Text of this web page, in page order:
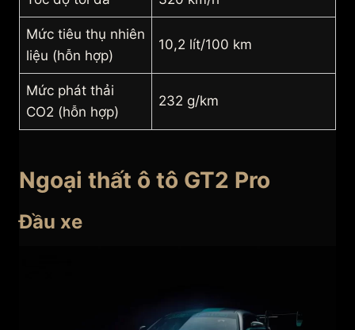
Mức tiêu thụ nhiên
liệu (hỗn hợp)
10,2 lít/100 km
Mức phát thải
CO2 (hỗn hợp)
232 g/km
Ngoại thất ô tô GT2 Pro
Đầu xe